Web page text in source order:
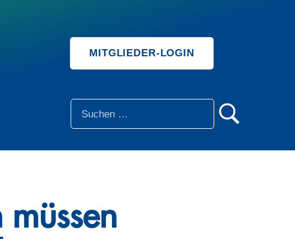
MITGLIEDER-LOGIN